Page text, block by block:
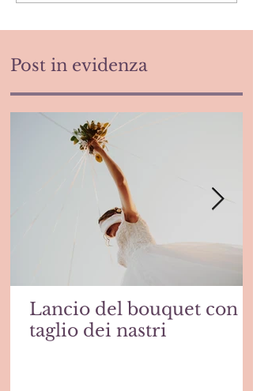
Post in evidenza
Lancio del bouquet con
taglio dei nastri